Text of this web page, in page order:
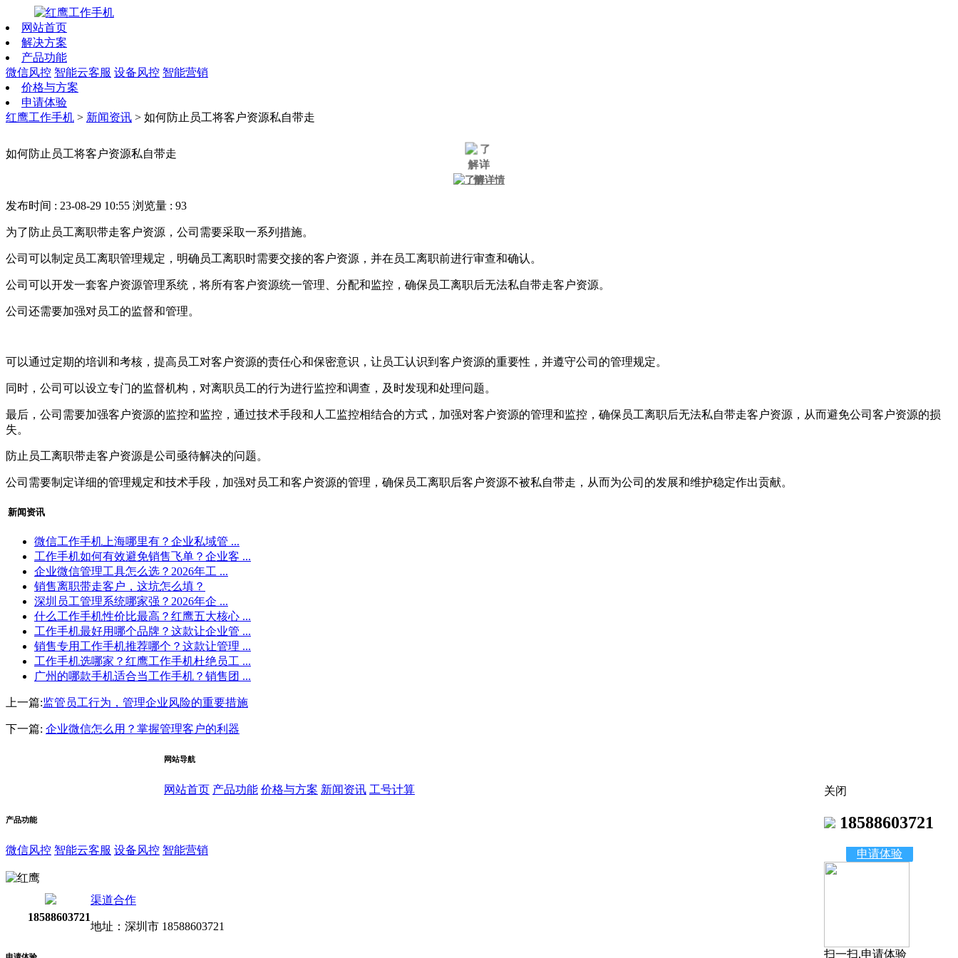
网站首页
解决方案
产品功能
微信风控 智能云客服 设备风控 智能营销
价格与方案
申请体验
红鹰工作手机 > 新闻资讯 > 如何防止员工将客户资源私自带走
如何防止员工将客户资源私自带走
发布时间 : 23-08-29 10:55 浏览量 : 93
为了防止员工离职带走客户资源，公司需要采取一系列措施。
公司可以制定员工离职管理规定，明确员工离职时需要交接的客户资源，并在员工离职前进行审查和确认。
公司可以开发一套客户资源管理系统，将所有客户资源统一管理、分配和监控，确保员工离职后无法私自带走客户资源。
公司还需要加强对员工的监督和管理。
可以通过定期的培训和考核，提高员工对客户资源的责任心和保密意识，让员工认识到客户资源的重要性，并遵守公司的管理规定。
同时，公司可以设立专门的监督机构，对离职员工的行为进行监控和调查，及时发现和处理问题。
最后，公司需要加强客户资源的监控和监控，通过技术手段和人工监控相结合的方式，加强对客户资源的管理和监控，确保员工离职后无法私自带走客户资源，从而避免公司客户资源的损
失。
防止员工离职带走客户资源是公司亟待解决的问题。
公司需要制定详细的管理规定和技术手段，加强对员工和客户资源的管理，确保员工离职后客户资源不被私自带走，从而为公司的发展和维护稳定作出贡献。
新闻资讯
微信工作手机上海哪里有？企业私域管 ...
工作手机如何有效避免销售飞单？企业客 ...
企业微信管理工具怎么选？2026年工 ...
销售离职带走客户，这坑怎么填？
深圳员工管理系统哪家强？2026年企 ...
什么工作手机性价比最高？红鹰五大核心 ...
工作手机最好用哪个品牌？这款让企业管 ...
销售专用工作手机推荐哪个？这款让管理 ...
工作手机选哪家？红鹰工作手机杜绝员工 ...
广州的哪款手机适合当工作手机？销售团 ...
上一篇:监管员工行为，管理企业风险的重要措施
下一篇: 企业微信怎么用？掌握管理客户的利器
网站导航
网站首页 产品功能 价格与方案 新闻资讯 工号计算
产品功能
微信风控 智能云客服 设备风控 智能营销
18588603721
渠道合作
地址：深圳市 18588603721
关闭
18588603721
申请体验
扫一扫,申请体验